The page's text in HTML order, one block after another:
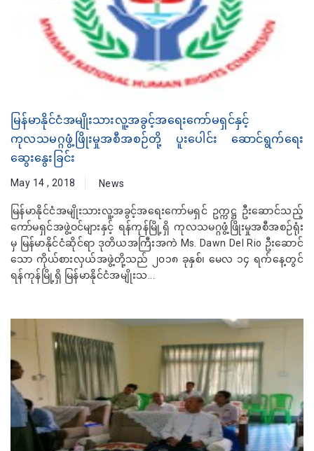
မြန်မာနိုင်ငံအမျိုးသားလူ့အခွင့်အရေးကော်မရှင်နှင့်
ကုလသမဂ္ဂဖွံ့ဖြိုးမှုအစီအစဉ်တို့ ပူးပေါင်း ဆောင်ရွက်ရေး
ဆွေးနွေးခြင်း
May 14 , 2018 News
မြန်မာနိုင်ငံအမျိုးသားလူ့အခွင့်အရေးကော်မရှင် ဥက္ကဋ္ဌ ဦးဆောင်သည့်
ကော်မရှင်အဖွဲ့ဝင်များနှင့် ရန်ကုန်မြို့ရှိ ကုလသမဂ္ဂဖွံ့ဖြိုးမှုအစီအစဉ်ရုံး
မှ မြန်မာနိုင်ငံဆိုင်ရာ ဒုတိယအကြီးအကဲ Ms. Dawn Del Rio ဦးဆောင်
သော ကိုယ်စားလှယ်အဖွဲ့တို့သည် ၂၀၁၈ ခုနှစ်၊ မေလ ၁၄ ရက်နေ့တွင်
ရန်ကုန်မြို့ရှိ မြန်မာနိုင်ငံအမျိုးသ...